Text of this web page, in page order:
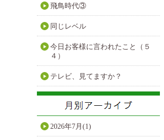
飛鳥時代③
同じレベル
今日お客様に言われたこと（５
４）
テレビ、見てますか？
2026年7月(1)